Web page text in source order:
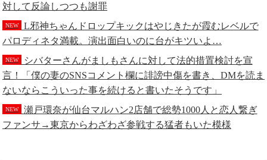
対して反論しつつも謝罪
NEW
L邪神ちゃんドロップキックはやじきたが霞むレベルで
パロディネタ満載。演出面白いのに台がキツいよ…
NEW
シバターさんがましもさんに対して法的措置検討を宣
言！「僕の妻のSNSコメント欄に誹謗中傷を書き、DMを読ま
ないならこういった事を続けると書いたそうです」
NEW
瀬戸環奈が仙台マルハン2店舗で総勢1000人と恋人繋ぎ
ファンサ→東京からわざわざ参戦する猛者もいた模様